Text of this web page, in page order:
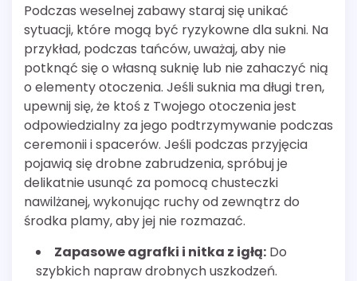
Podczas weselnej zabawy staraj się unikać
sytuacji, które mogą być ryzykowne dla sukni. Na
przykład, podczas tańców, uważaj, aby nie
potknąć się o własną suknię lub nie zahaczyć nią
o elementy otoczenia. Jeśli suknia ma długi tren,
upewnij się, że ktoś z Twojego otoczenia jest
odpowiedzialny za jego podtrzymywanie podczas
ceremonii i spacerów. Jeśli podczas przyjęcia
pojawią się drobne zabrudzenia, spróbuj je
delikatnie usunąć za pomocą chusteczki
nawilżanej, wykonując ruchy od zewnątrz do
środka plamy, aby jej nie rozmazać.
Zapasowe agrafki i nitka z igłą: Do
szybkich napraw drobnych uszkodzeń.